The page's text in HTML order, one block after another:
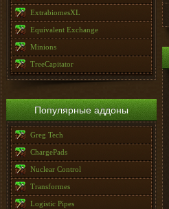
ExtrabiomesXL
Equivalent Exchange
Minions
TreeCapitator
Популярные аддоны
Greg Tech
ChargePads
Nuclear Control
Transformes
Logistic Pipes